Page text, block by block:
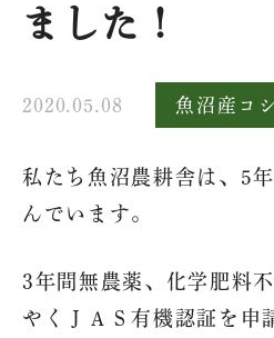
ました！
2020.05.08 魚沼産コ
私たち魚沼農耕舎は、5
んでいます。
3年間無農薬、化学肥料
やくＪＡＳ有機認証を申